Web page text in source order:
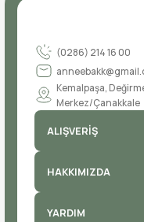
(0286) 214 16 00
Kemalpaşa,
Merkez/Çanakkale
ALIŞVERİŞ
HAKKIMIZDA
YARDIM